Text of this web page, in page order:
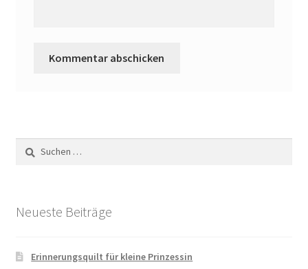
Suchen
nach:
Neueste Beiträge
Erinnerungsquilt für kleine Prinzessin